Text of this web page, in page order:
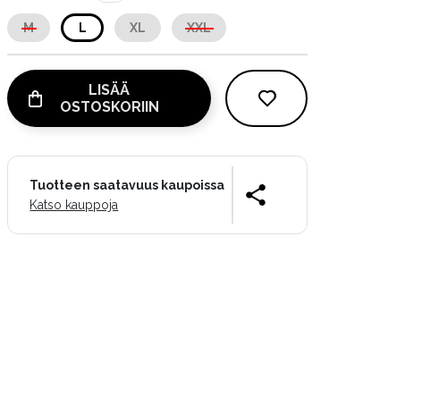
M L XL XXL
LISÄÄ
OSTOSKORIIN
Tuotteen saatavuus kaupoissa
Katso kauppoja